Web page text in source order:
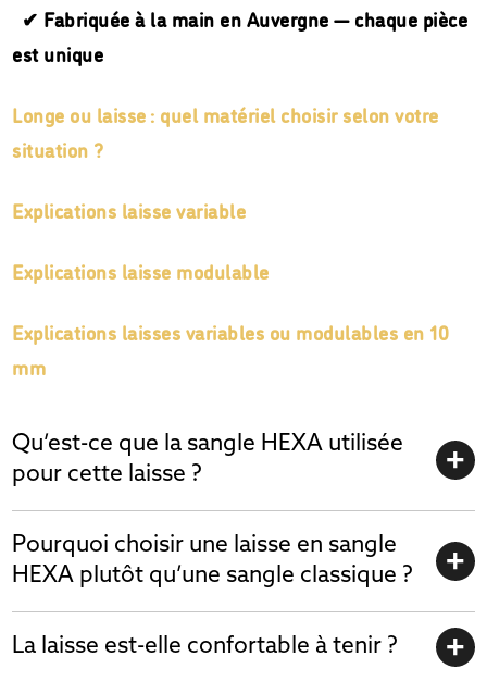
✔ Fabriquée à la main en Auvergne — chaque pièce
est unique
Longe ou laisse : quel matériel choisir selon votre
situation ?
Explications laisse variable
Explications laisse modulable
Explications laisses variables ou modulables en 10
mm
Qu’est-ce que la sangle HEXA utilisée
pour cette laisse ?
Pourquoi choisir une laisse en sangle
HEXA plutôt qu’une sangle classique ?
La laisse est-elle confortable à tenir ?